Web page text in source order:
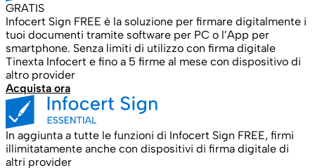
GRATIS
Infocert Sign FREE è la soluzione per firmare digitalmente i
tuoi documenti tramite software per PC o l’App per
smartphone. Senza limiti di utilizzo con firma digitale
Tinexta Infocert e fino a 5 firme al mese con dispositivo di
altro provider
Acquista ora
In aggiunta a tutte le funzioni di Infocert Sign FREE, firmi
illimitatamente anche con dispositivi di firma digitale di
altri provider